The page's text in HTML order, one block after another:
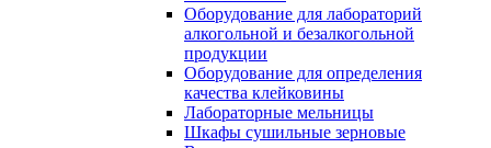
Оборудование для лабораторий
алкогольной и безалкогольной
продукции
Оборудование для определения
качества клейковины
Лабораторные мельницы
Шкафы сушильные зерновые